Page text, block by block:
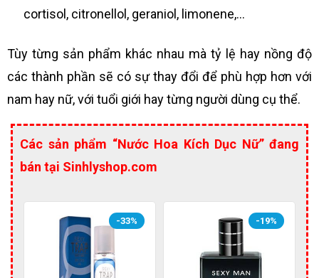
cortisol, citronellol, geraniol, limonene,…
Tùy từng sản phẩm khác nhau mà tỷ lệ hay nồng độ
các thành phần sẽ có sự thay đổi để phù hợp hơn với
nam hay nữ, với tuổi giới hay từng người dùng cụ thể.
Các sản phẩm “Nước Hoa Kích Dục Nữ” đang
bán tại Sinhlyshop.com
-33% -19%